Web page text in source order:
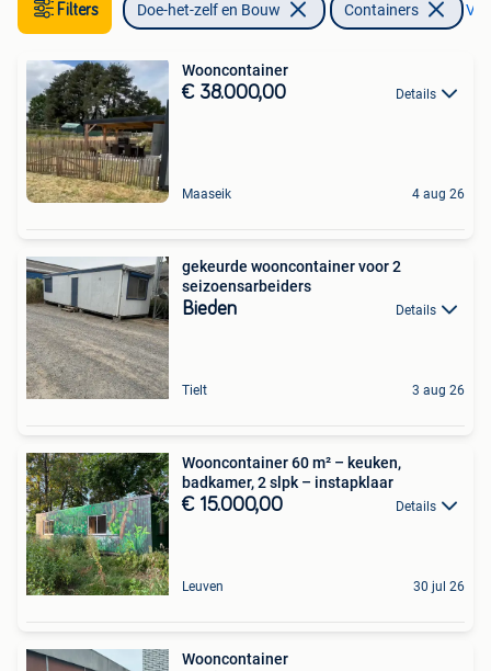
Filters Doe-het-zelf en Bouw Containers
Wooncontainer
€ 38.000,00 Details
Maaseik 4 aug 26
gekeurde wooncontainer voor 2
seizoensarbeiders
Bieden Details
Tielt 3 aug 26
Wooncontainer 60 m² – keuken,
badkamer, 2 slpk – instapklaar
€ 15.000,00 Details
Leuven 30 jul 26
Wooncontainer